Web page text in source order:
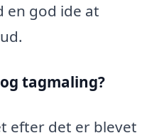
en god ide at
tagmaling?
efter det er blevet